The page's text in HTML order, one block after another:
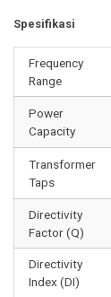
Spesifikasi
Frequency
Range
Power
Capacity
Transformer
Taps
Directivity
Factor (Q)
Directivity
Index (DI)